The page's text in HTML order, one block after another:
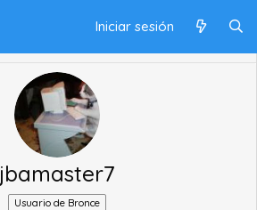
Iniciar sesión
jbamaster7
Usuario de Bronce